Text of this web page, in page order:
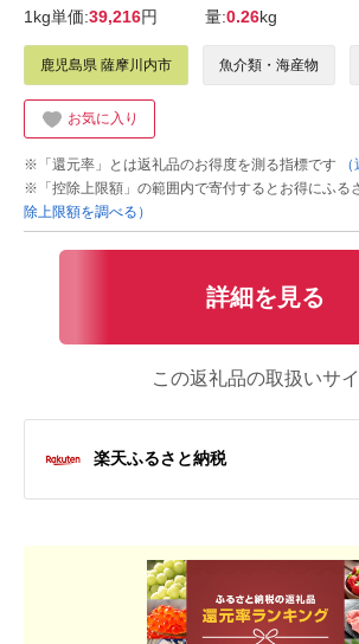
1kg単価:39,216円 量:0.26kg
鹿児島県 薩摩川内市 魚介類・海産物
お気に入り
※「還元率」とは返礼品のお得度を測る指標です
※「控除上限額」の範囲内で寄付するとお得にふる
除上限額を調べる）
詳細を見る
この返礼品の取扱いサ
楽天ふるさと納税